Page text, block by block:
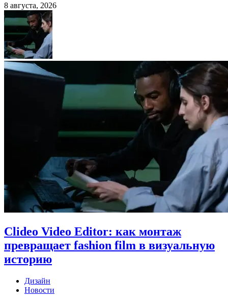
8 августа, 2026
Clideo Video Editor: как монтаж
превращает fashion film в визуальную
историю
Дизайн
Новости